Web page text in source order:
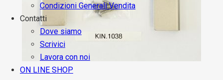
Condizioni Generali Vendita
Contatti
Dove siamo
Scrivici
Lavora con noi
ON LINE SHOP